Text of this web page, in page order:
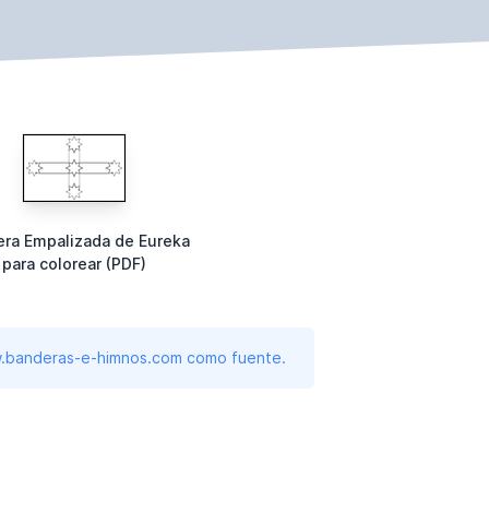
Empalizada de Eureka
para colorear (PDF)
e-himnos.com como fuente.